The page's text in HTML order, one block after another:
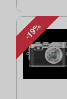
-19%